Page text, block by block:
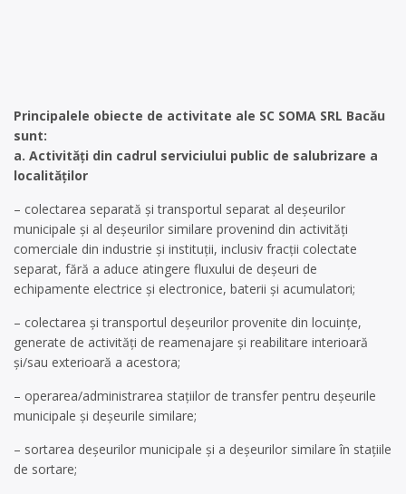
Principalele obiecte de activitate ale SC SOMA SRL Bacău
sunt:
a. Activități din cadrul serviciului public de salubrizare a
localităților
– colectarea separată și transportul separat al deșeurilor
municipale și al deșeurilor similare provenind din activități
comerciale din industrie și instituții, inclusiv fracții colectate
separat, fără a aduce atingere fluxului de deșeuri de
echipamente electrice și electronice, baterii și acumulatori;
– colectarea și transportul deșeurilor provenite din locuințe,
generate de activități de reamenajare și reabilitare interioară
și/sau exterioară a acestora;
– operarea/administrarea stațiilor de transfer pentru deșeurile
municipale și deșeurile similare;
– sortarea deșeurilor municipale și a deșeurilor similare în stațiile
de sortare;